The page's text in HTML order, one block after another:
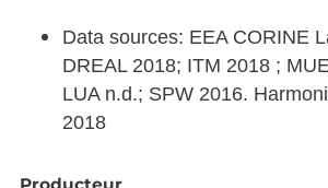
Data sources: EEA CORINE
DREAL 2018; ITM 2018 ;
LUA n.d.; SPW 2016.
2018